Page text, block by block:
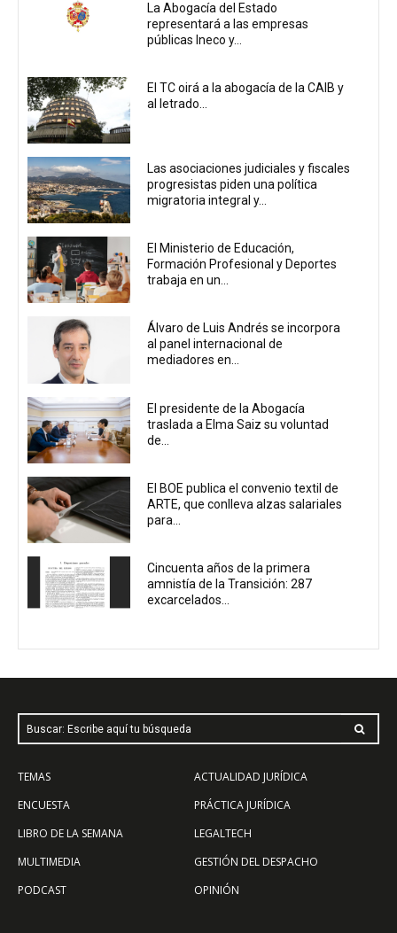
La Abogacía del Estado
representará a las empresas
públicas Ineco y...
El TC oirá a la abogacía de la CAIB y
al letrado...
Las asociaciones judiciales y fiscales
progresistas piden una política
migratoria integral y...
El Ministerio de Educación,
Formación Profesional y Deportes
trabaja en un...
Álvaro de Luis Andrés se incorpora
al panel internacional de
mediadores en...
El presidente de la Abogacía
traslada a Elma Saiz su voluntad
de...
El BOE publica el convenio textil de
ARTE, que conlleva alzas salariales
para...
Cincuenta años de la primera
amnistía de la Transición: 287
excarcelados...
Buscar: Escribe aquí tu búsqueda
TEMAS
ENCUESTA
LIBRO DE LA SEMANA
MULTIMEDIA
PODCAST
ACTUALIDAD JURÍDICA
PRÁCTICA JURÍDICA
LEGALTECH
GESTIÓN DEL DESPACHO
OPINIÓN